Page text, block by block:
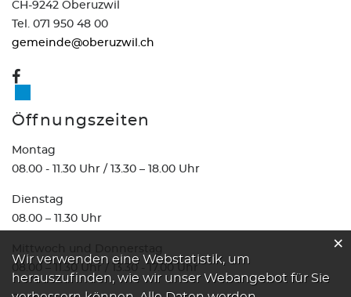
CH-9242 Oberuzwil
Tel. 071 950 48 00
gemeinde@oberuzwil.ch
Öffnungszeiten
Montag
08.00 - 11.30 Uhr / 13.30 – 18.00 Uhr
Dienstag
08.00 – 11.30 Uhr
Webstatistik
Wir verwenden eine Webstatistik, um
herauszufinden, wie wir unser Webangebot für Sie
×